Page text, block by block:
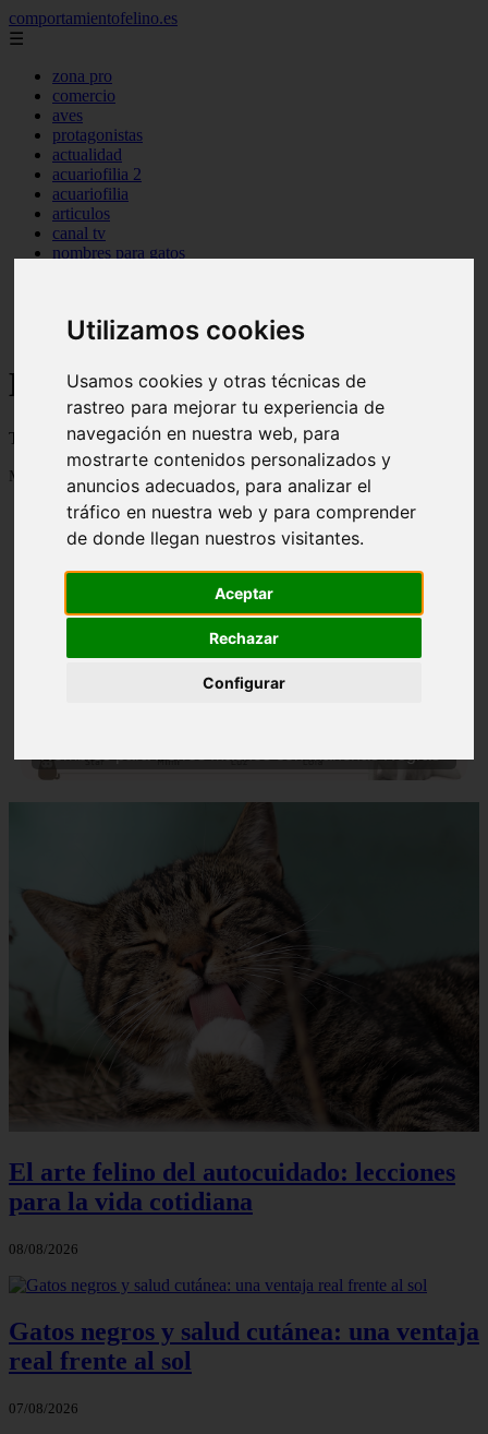
Utilizamos cookies
Usamos cookies y otras técnicas de
rastreo para mejorar tu experiencia de
navegación en nuestra web, para
mostrarte contenidos personalizados y
anuncios adecuados, para analizar el
tráfico en nuestra web y para comprender
de donde llegan nuestros visitantes.
Aceptar
Rechazar
Configurar
comportamientofelino.es
☰
zona pro
comercio
aves
protagonistas
actualidad
acuariofilia 2
acuariofilia
articulos
canal tv
nombres para gatos
zona pro
Blog sobre gatos
Todo sobre gatos, nombres de gatos y razas de gatos
Mostrando 1 - 24 de 2801 artículos
El arte felino del autocuidado: lecciones
para la vida cotidiana
08/08/2026
Gatos negros y salud cutánea: una ventaja
real frente al sol
07/08/2026